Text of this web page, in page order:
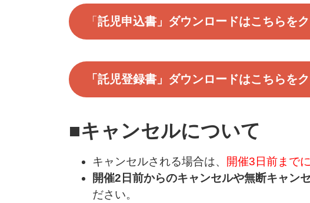
「 託児申込書」ダウンロードはこちらを
「託児登録書」ダウンロードはこちらを
■キャンセルについて
キャンセルされる場合は、 開催3日前まで
開催2日前からのキャンセルや無断キャン
ださい。